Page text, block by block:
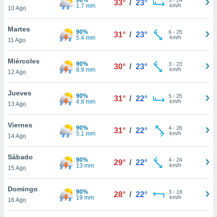
más
nuestra
y
de
disponible
cookies
aceptar
10 Ago
1.7 mm
33° / 23°
km/h
Martes
11 Ago
90%
5.4 mm
31° / 23° 6- 25
km/h
Miércoles
12 Ago
90%
8.9 mm
30° / 23° 3- 23
km/h
Jueves
13 Ago
90%
4.8 mm
31° / 22° 5- 25
km/h
Viernes
14 Ago
90%
5.1 mm
31° / 22° 4- 26
km/h
Sábado
15 Ago
90%
13 mm
29° / 22° 4- 24
km/h
Domingo
16 Ago
90%
19 mm
28° / 22° 3- 19
km/h